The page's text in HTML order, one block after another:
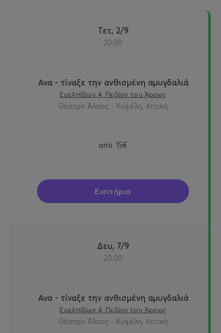
Τετ, 2/9
20:00
Ανα - τίναξε την ανθισμένη αμυγδαλιά
Ευελπίδων 4, Πεδίον του Άρεως
Θέατρο Άλσος - Κυψέλη, Αττική
από 15€
Εισιτήρια
Δευ, 7/9
20:00
Ανα - τίναξε την ανθισμένη αμυγδαλιά
Ευελπίδων 4, Πεδίον του Άρεως
Θέατρο Άλσος - Κυψέλη, Αττική